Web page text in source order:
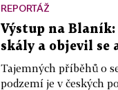
REPORTÁŽ
Výstup na Blaník:
skály a objevil se
Tajemných příběhů o
podzemí je v českých